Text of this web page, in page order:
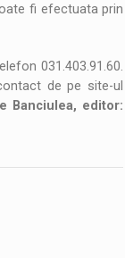
fi efectuata prin
031.403.91.60.
de pe site-ul
Banciulea, editor: